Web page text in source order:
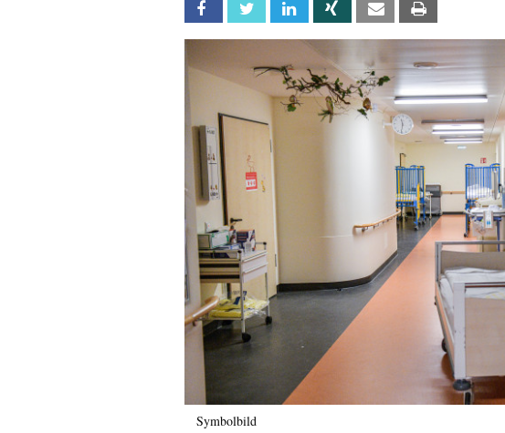
Facebook Twitter Linkedin Xing Email
Symbolbild